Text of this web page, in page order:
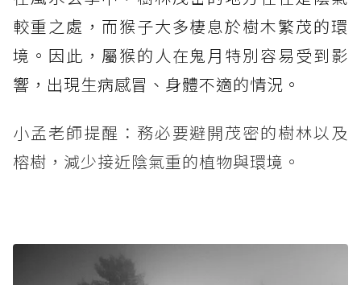
較重之處，而猴子大多棲息於樹木繁茂的環
境。因此，屬猴的人在鬼月特別容易受到影
響，出現生病感冒、身體不適的情況。
小孟老師提醒：務必要避開茂密的樹林以及
榕樹，減少接近陰氣重的植物與環境。